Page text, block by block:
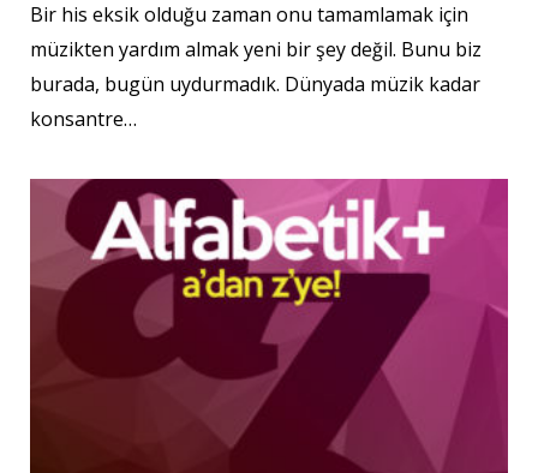
Bir his eksik olduğu zaman onu tamamlamak için
müzikten yardım almak yeni bir şey değil. Bunu biz
burada, bugün uydurmadık. Dünyada müzik kadar
konsantre…